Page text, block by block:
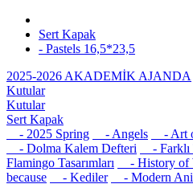
Sert Kapak
- Pastels 16,5*23,5
2025-2026 AKADEMİK AJANDA
Kutular
Kutular
Sert Kapak
- 2025 Spring
- Angels - Art
- Dolma Kalem Defteri
- Farklı
Flamingo Tasarımları
- History of
because
- Kediler - Modern